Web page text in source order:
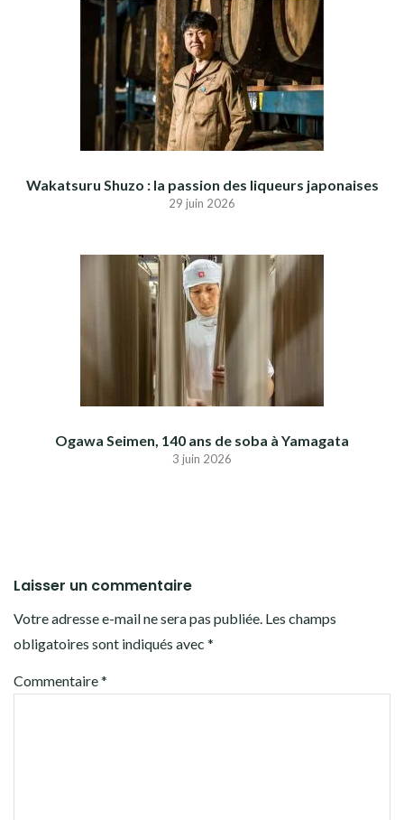
Wakatsuru Shuzo : la passion des liqueurs japonaises
29 juin 2026
Ogawa Seimen, 140 ans de soba à Yamagata
3 juin 2026
Laisser un commentaire
Votre adresse e-mail ne sera pas publiée. Les champs
obligatoires sont indiqués avec *
Commentaire*